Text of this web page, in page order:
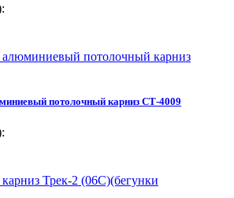
потолочный карниз СТ-4009